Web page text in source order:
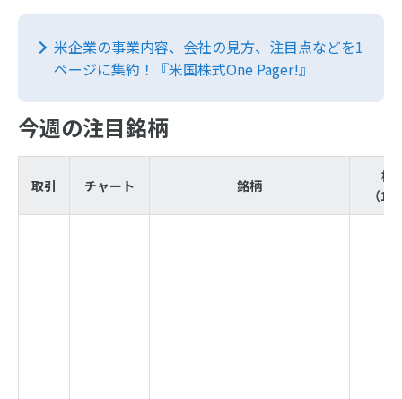
米企業の事業内容、会社の見方、注目点などを1
ページに集約！『米国株式One Pager!』
今週の注目銘柄
取引 チャート 銘柄
株
（